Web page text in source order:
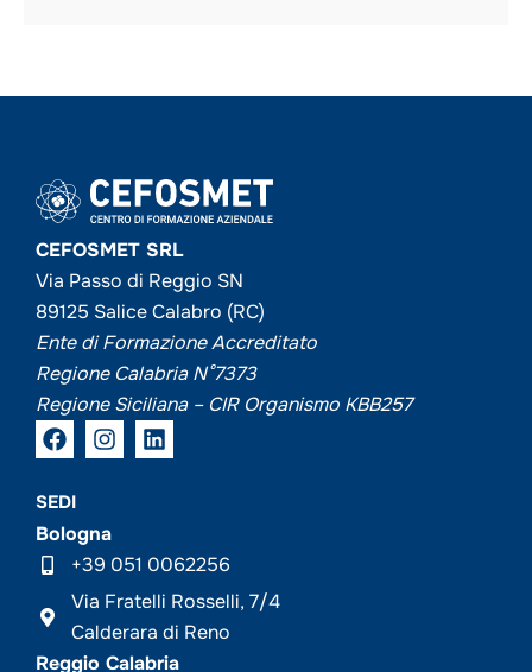
CEFOSMET SRL
Via Passo di Reggio SN
89125 Salice Calabro (RC)
Ente di Formazione Accreditato
Regione Calabria N°7373
Regione Siciliana – CIR Organismo KBB257
SEDI
Bologna
+39 051 0062256
Via Fratelli Rosselli, 7/4
Calderara di Reno
Reggio Calabria